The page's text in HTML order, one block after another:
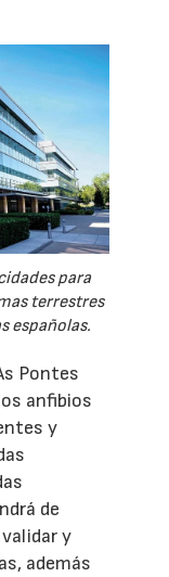
para
terrestres
españolas.
Pontes
anfibios
y
de
y
además